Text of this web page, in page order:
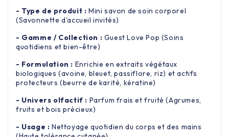
- Type de produit : Mini savon de soin corporel
(Savonnette d'accueil invités)
- Gamme / Collection : Guest Love Pop (Soins
quotidiens et bien-être)
- Formulation : Enrichie en extraits végétaux
biologiques (avoine, bleuet, passiflore, riz) et actifs
protecteurs (beurre de karité, kératine)
- Univers olfactif : Parfum frais et fruité (Agrumes,
fruits et bois précieux)
- Usage : Nettoyage quotidien du corps et des mains